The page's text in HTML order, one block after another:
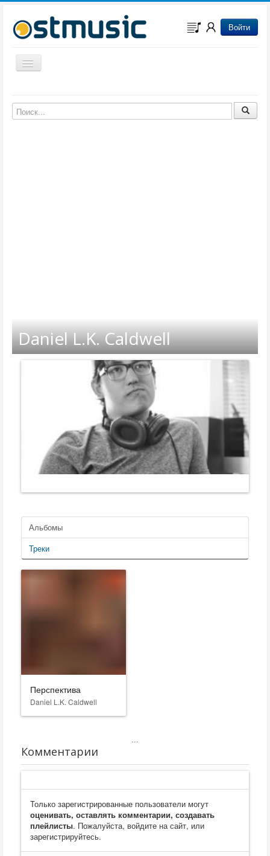
Войти
Включить/выключить навигацию
Музыка из мультфильмов
Музыка из сериалов
Daniel L.K. Caldwell
Альбомы
Треки
Перспектива
Daniel L.K. Caldwell
...
Комментарии
Только зарегистрированные пользователи могут
оценивать, оставлять комментарии, создавать
плейлисты. Пожалуйста, войдите на сайт, или
зарегистрируйтесь.